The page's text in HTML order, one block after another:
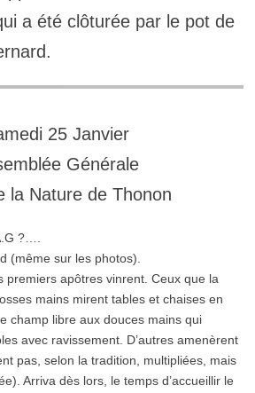
a été clôturée par le pot de
25 Janvier
Générale
la Nature de Thonon
?….
(même sur les photos).
premiers apôtres vinrent. Ceux que la
mains mirent tables et chaises en
champ libre aux douces mains qui
avec ravissement. D’autres amenèrent
pas, selon la tradition, multipliées, mais
Arriva dès lors, le temps d’accueillir le